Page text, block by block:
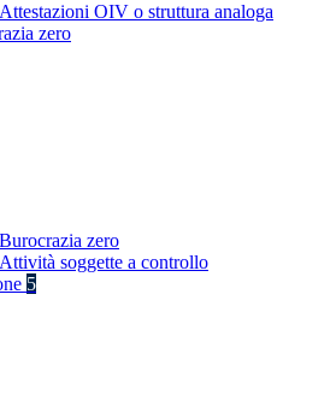
Attestazioni OIV o struttura analoga
zero
Burocrazia zero
Attività soggette a controllo
5